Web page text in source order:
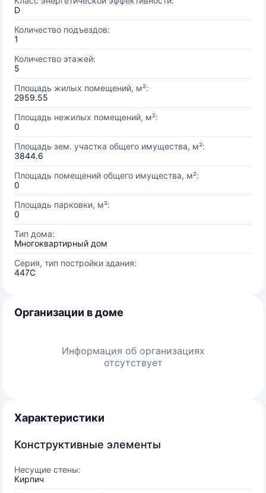
D
Количество подъездов:
1
Количество этажей:
5
Площадь жилых помещений, м²:
2959.55
Площадь нежилых помещений, м²:
0
Площадь зем. участка общего имущества, м²:
3844.6
Площадь помещений общего имущества, м²:
0
Площадь парковки, м²:
0
Тип дома:
Многоквартирный дом
Серия, тип постройки здания:
447C
Организации в доме
Информация об организациях
отсутствует
Характеристики
Конструктивные элементы
Несущие стены:
Кирпич